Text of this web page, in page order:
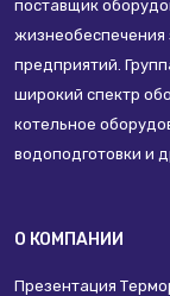
поставщик
предприятий.
широкий спектр
котельное
водоподготовки и
О КОМПАНИИ
Презентация